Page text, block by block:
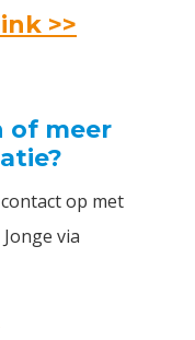
>>
of meer
op met
via